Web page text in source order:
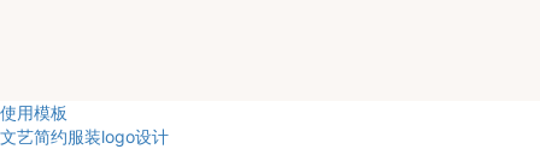
使用模板
文艺简约服装logo设计